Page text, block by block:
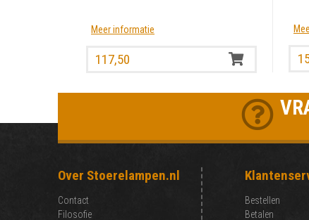
Meer informatie
117,50
Over Stoerelampen.nl
Contact
Filosofie
Bestellen
Betalen